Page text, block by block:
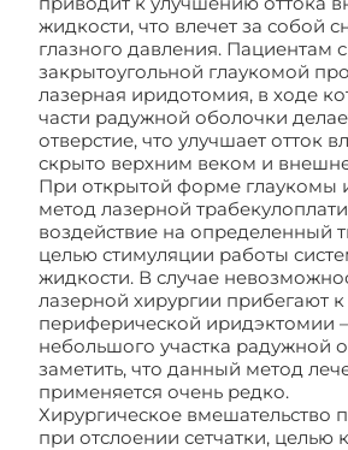
жидкости, что влечет за собой
глазного давления. Пациентам с
закрытоугольной глаукомой
лазерная иридотомия, в ходе
части радужной оболочки
отверстие, что улучшает отток
скрыто верхним веком и
При открытой форме глаукомы
метод лазерной
воздействие на определенный
целью стимуляции работы
жидкости. В случае
лазерной хирургии прибегают
периферической иридэктомии
небольшого участка радужной
заметить, что данный метод
применяется очень редко.
Хирургическое вмешательство
при отслоении сетчатки, целью